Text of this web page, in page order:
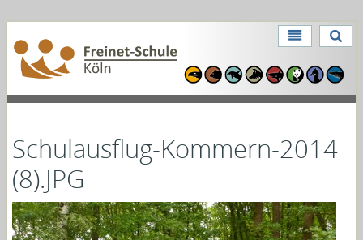
Direkt
Benutzerspezifische
Schulausflug-Kommern-2014
(8).JPG